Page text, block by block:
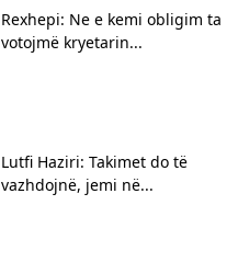
Rexhepi: Ne e kemi obligim ta
votojmë kryetarin...
Lutfi Haziri: Takimet do të
vazhdojnë, jemi në...